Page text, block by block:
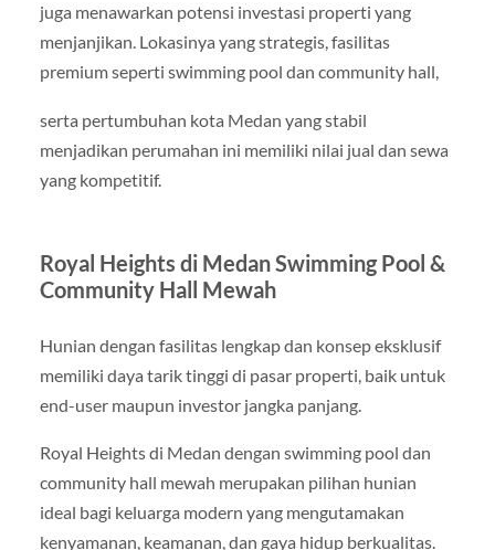
juga menawarkan potensi investasi properti yang
menjanjikan. Lokasinya yang strategis, fasilitas
premium seperti swimming pool dan community hall,
serta pertumbuhan kota Medan yang stabil
menjadikan perumahan ini memiliki nilai jual dan sewa
yang kompetitif.
Royal Heights di Medan Swimming Pool &
Community Hall Mewah
Hunian dengan fasilitas lengkap dan konsep eksklusif
memiliki daya tarik tinggi di pasar properti, baik untuk
end-user maupun investor jangka panjang.
Royal Heights di Medan dengan swimming pool dan
community hall mewah merupakan pilihan hunian
ideal bagi keluarga modern yang mengutamakan
kenyamanan, keamanan, dan gaya hidup berkualitas.